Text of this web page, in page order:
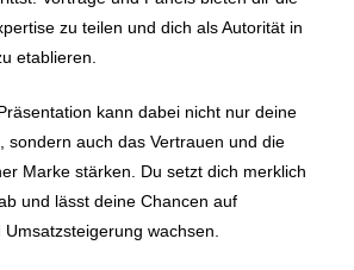
zu teilen und dich als Autorität in
etablieren.
kann dabei nicht nur deine
sondern auch das Vertrauen und die
Marke stärken. Du setzt dich merklich
und lässt deine Chancen auf
wachsen.